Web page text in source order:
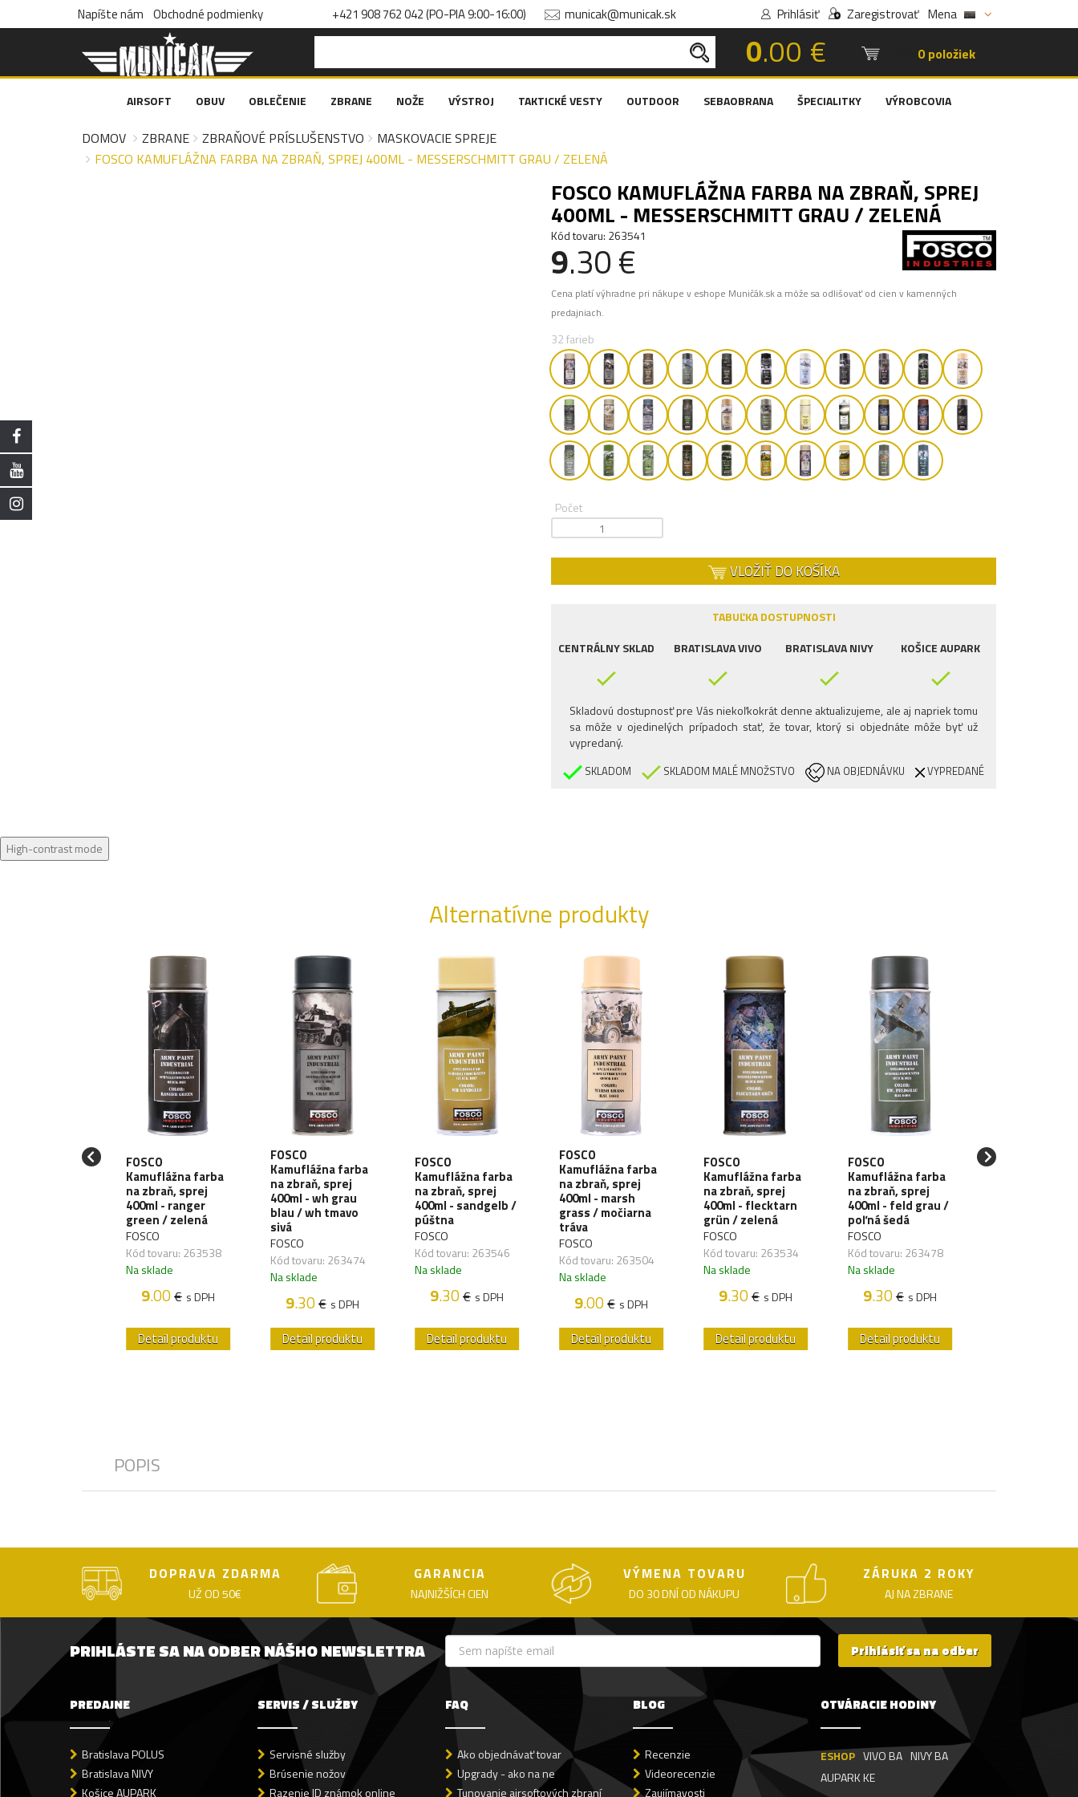
Napíšte nám Obchodné podmienky +421 908 762 042 (PO-PIA 9:00-16:00) municak@municak.sk Prihlásiť Zaregistrovať Mena
0.00 € 0 položiek
AIRSOFT OBUV OBLEČENIE ZBRANE NOŽE VÝSTROJ TAKTICKÉ VESTY OUTDOOR SEBAOBRANA ŠPECIALITKY VÝROBCOVIA
DOMOV ZBRANE ZBRAŇOVÉ PRÍSLUŠENSTVO
MASKOVACIE SPREJE
FOSCO KAMUFLÁŽNA FARBA NA ZBRAŇ, SPREJ 400ML - MESSERSCHMITT GRAU / ZELENÁ
FOSCO KAMUFLÁŽNA FARBA NA ZBRAŇ, SPREJ
400ML - MESSERSCHMITT GRAU / ZELENÁ
Kód tovaru: 263541
9.30 €
Cena platí výhradne pri nákupe v eshope Muničák.sk a môže sa odlišovať od cien v kamenných
predajniach.
32 farieb
Počet
VLOŽIŤ DO KOŠÍKA
TABUĽKA DOSTUPNOSTI
CENTRÁLNY SKLAD
BRATISLAVA VIVO BRATISLAVA NIVY KOŠICE AUPARK
Skladovú dostupnosť pre Vás niekoľkokrát denne aktualizujeme, ale aj napriek tomu
sa môže v ojedinelých prípadoch stať, že tovar, ktorý si objednáte môže byť už
vypredaný.
SKLADOM SKLADOM MALÉ MNOŽSTVO NA OBJEDNÁVKU VYPREDANÉ
High-contrast mode
Alternatívne produkty
FOSCO
Kamuflážna farba
na zbraň, sprej
400ml - ranger
green / zelená
FOSCO
Kód tovaru: 263538
Na sklade
9.00€ s DPH
Detail produktu
FOSCO
Kamuflážna farba
na zbraň, sprej
400ml - wh grau
blau / wh tmavo
sivá
FOSCO
Kód tovaru: 263474
Na sklade
9.30€ s DPH
Detail produktu
FOSCO
Kamuflážna farba
na zbraň, sprej
400ml - sandgelb /
púštna
FOSCO
Kód tovaru: 263546
Na sklade
9.30€ s DPH
Detail produktu
FOSCO
Kamuflážna farba
na zbraň, sprej
400ml - marsh
grass / močiarna
tráva
FOSCO
Kód tovaru: 263504
Na sklade
9.00€ s DPH
Detail produktu
FOSCO
Kamuflážna farba
na zbraň, sprej
400ml - flecktarn
grün / zelená
FOSCO
Kód tovaru: 263534
Na sklade
9.30€ s DPH
Detail produktu
FOSCO
Kamuflážna farba
na zbraň, sprej
400ml - feld grau /
poľná šedá
FOSCO
Kód tovaru: 263478
Na sklade
9.30€ s DPH
Detail produktu
FOSCO
Kamuflážna
POPIS
DOPRAVA ZDARMA
UŽ OD 50€
GARANCIA
NAJNIŽŠÍCH CIEN
VÝMENA TOVARU
DO 30 DNÍ OD NÁKUPU
ZÁRUKA 2 ROKY
AJ NA ZBRANE
PRIHLÁSTE SA NA ODBER NÁŠHO NEWSLETTRA Prihlásiť sa na odber
PREDAJNE
Bratislava POLUS
Bratislava NIVY
Košice AUPARK
SERVIS / SLUŽBY
Servisné služby
Brúsenie nožov
Razenie ID známok online
FAQ
Ako objednávať tovar
Upgrady - ako na ne
Tunovanie airsoftových zbraní
BLOG
Recenzie
Videorecenzie
Zaujímavosti
OTVÁRACIE HODINY
ESHOP VIVO BA NIVY BA
AUPARK KE